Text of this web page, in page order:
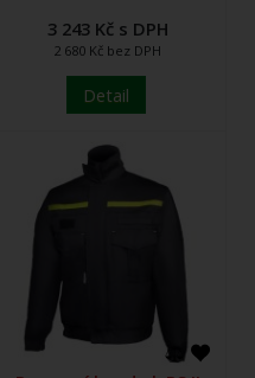
3 243 Kč s DPH
2 680 Kč bez DPH
Detail